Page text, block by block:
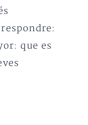
que es